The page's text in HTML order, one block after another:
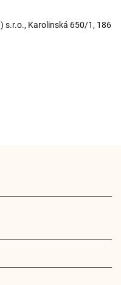
s.r.o., Karolinská 650/1, 186